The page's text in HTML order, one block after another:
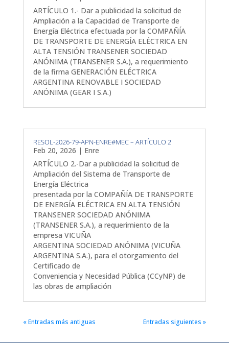
ARTÍCULO 1.- Dar a publicidad la solicitud de
Ampliación a la Capacidad de Transporte de
Energía Eléctrica efectuada por la COMPAÑÍA
DE TRANSPORTE DE ENERGÍA ELÉCTRICA EN
ALTA TENSIÓN TRANSENER SOCIEDAD
ANÓNIMA (TRANSENER S.A.), a requerimiento
de la firma GENERACIÓN ELÉCTRICA
ARGENTINA RENOVABLE I SOCIEDAD
ANÓNIMA (GEAR I S.A.)
RESOL-2026-79-APN-ENRE#MEC – ARTÍCULO 2
Feb 20, 2026 | Enre
ARTÍCULO 2.-Dar a publicidad la solicitud de
Ampliación del Sistema de Transporte de
Energía Eléctrica
presentada por la COMPAÑÍA DE TRANSPORTE
DE ENERGÍA ELÉCTRICA EN ALTA TENSIÓN
TRANSENER SOCIEDAD ANÓNIMA
(TRANSENER S.A.), a requerimiento de la
empresa VICUÑA
ARGENTINA SOCIEDAD ANÓNIMA (VICUÑA
ARGENTINA S.A.), para el otorgamiento del
Certificado de
Conveniencia y Necesidad Pública (CCyNP) de
las obras de ampliación
« Entradas más antiguas Entradas siguientes »